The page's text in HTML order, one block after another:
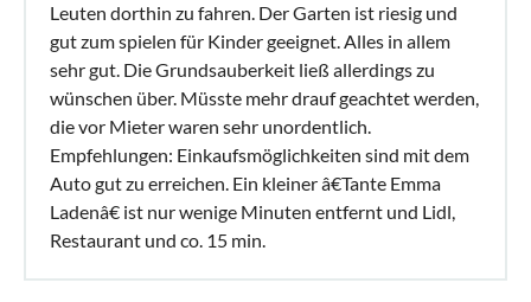
Leuten dorthin zu fahren. Der Garten ist riesig und
gut zum spielen für Kinder geeignet. Alles in allem
sehr gut. Die Grundsauberkeit ließ allerdings zu
wünschen über. Müsste mehr drauf geachtet werden,
die vor Mieter waren sehr unordentlich.
Empfehlungen: Einkaufsmöglichkeiten sind mit dem
Auto gut zu erreichen. Ein kleiner â€Tante Emma
Ladenâ€ ist nur wenige Minuten entfernt und Lidl,
Restaurant und co. 15 min.